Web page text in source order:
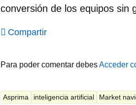
conversión de los equipos sin
Compartir
Para poder comentar debesAcceder
Asprima inteligencia artificial Market